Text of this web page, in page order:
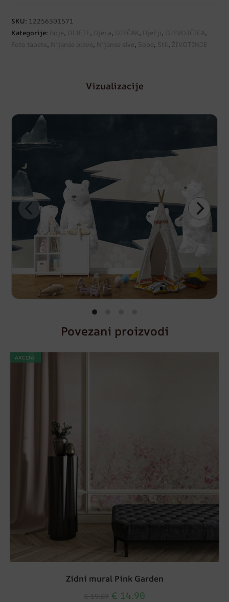
SKU: 12256301571
Kategorije: Boje, DIJETE, Djeca, DJEČAK, Dječji, DJEVOJČICA,
Foto tapete, Nijanse plave, Nijanse sive, Sobe, Stil, ŽIVOTINJE
Vizualizacije
Povezani proizvodi
AKCIJA!
Zidni mural Pink Garden
€ 14.90